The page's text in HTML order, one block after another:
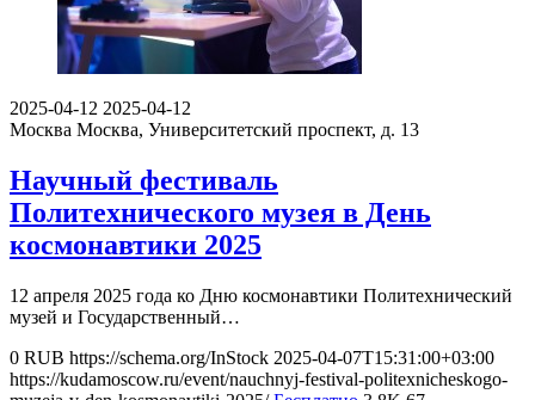
2025-04-12 2025-04-12
Москва Москва, Университетский проспект, д. 13
Научный фестиваль
Политехнического музея в День
космонавтики 2025
12 апреля 2025 года ко Дню космонавтики Политехнический
музей и Государственный…
0 RUB https://schema.org/InStock 2025-04-07T15:31:00+03:00
https://kudamoscow.ru/event/nauchnyj-festival-politexnicheskogo-